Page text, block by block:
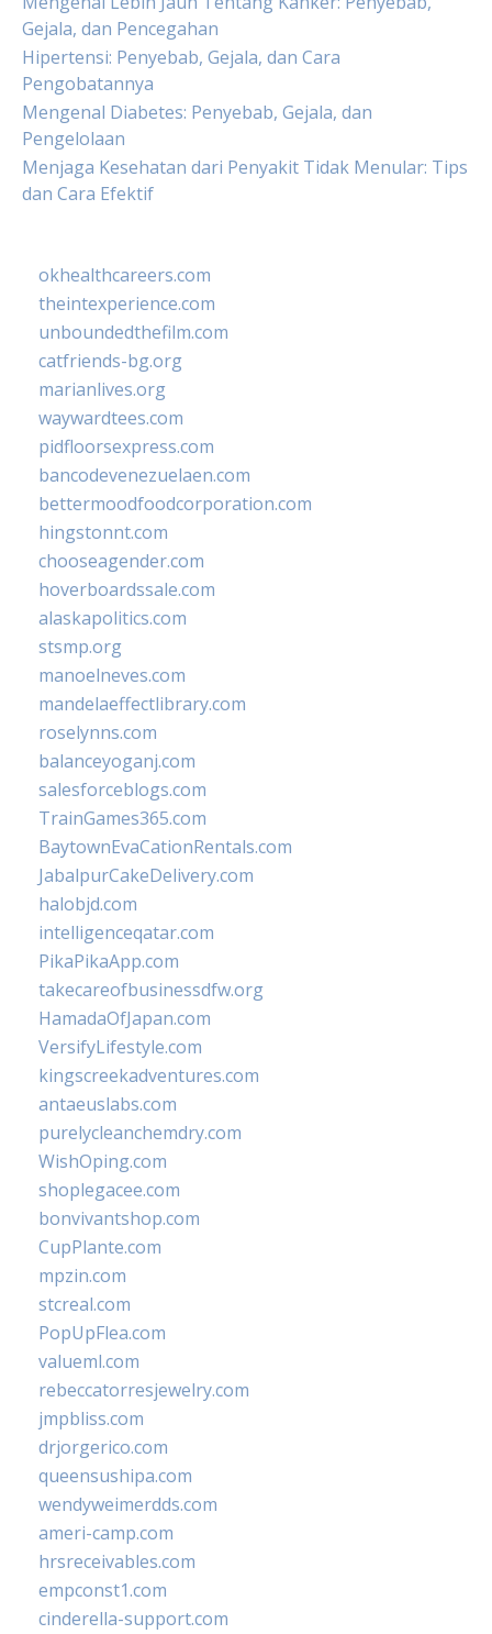
Gejala, dan Pencegahan
Hipertensi: Penyebab, Gejala, dan Cara
Pengobatannya
Mengenal Diabetes: Penyebab, Gejala, dan
Pengelolaan
Menjaga Kesehatan dari Penyakit Tidak Menular: Tips
dan Cara Efektif
okhealthcareers.com
theintexperience.com
unboundedthefilm.com
catfriends-bg.org
marianlives.org
waywardtees.com
pidfloorsexpress.com
bancodevenezuelaen.com
bettermoodfoodcorporation.com
hingstonnt.com
chooseagender.com
hoverboardssale.com
alaskapolitics.com
stsmp.org
manoelneves.com
mandelaeffectlibrary.com
roselynns.com
balanceyoganj.com
salesforceblogs.com
TrainGames365.com
BaytownEvaCationRentals.com
JabalpurCakeDelivery.com
halobjd.com
intelligenceqatar.com
PikaPikaApp.com
takecareofbusinessdfw.org
HamadaOfJapan.com
VersifyLifestyle.com
kingscreekadventures.com
antaeuslabs.com
purelycleanchemdry.com
WishOping.com
shoplegacee.com
bonvivantshop.com
CupPlante.com
mpzin.com
stcreal.com
PopUpFlea.com
valueml.com
rebeccatorresjewelry.com
jmpbliss.com
drjorgerico.com
queensushipa.com
wendyweimerdds.com
ameri-camp.com
hrsreceivables.com
empconst1.com
cinderella-support.com